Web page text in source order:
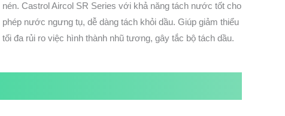
nén. Castrol Aircol SR Series với khả năng tách nước tốt cho
phép nước ngưng tụ, dễ dàng tách khỏi dầu. Giúp giảm thiểu
tối đa rủi ro việc hình thành nhũ tương, gây tắc bộ tách dầu.